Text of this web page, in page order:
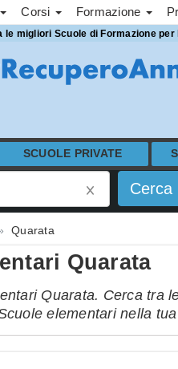
Corsi Formazione
migliori Scuole di Formazione
SCUOLE PRIVATE
Quarata
Quarata
Quarata. Cerca tra
elementari nella